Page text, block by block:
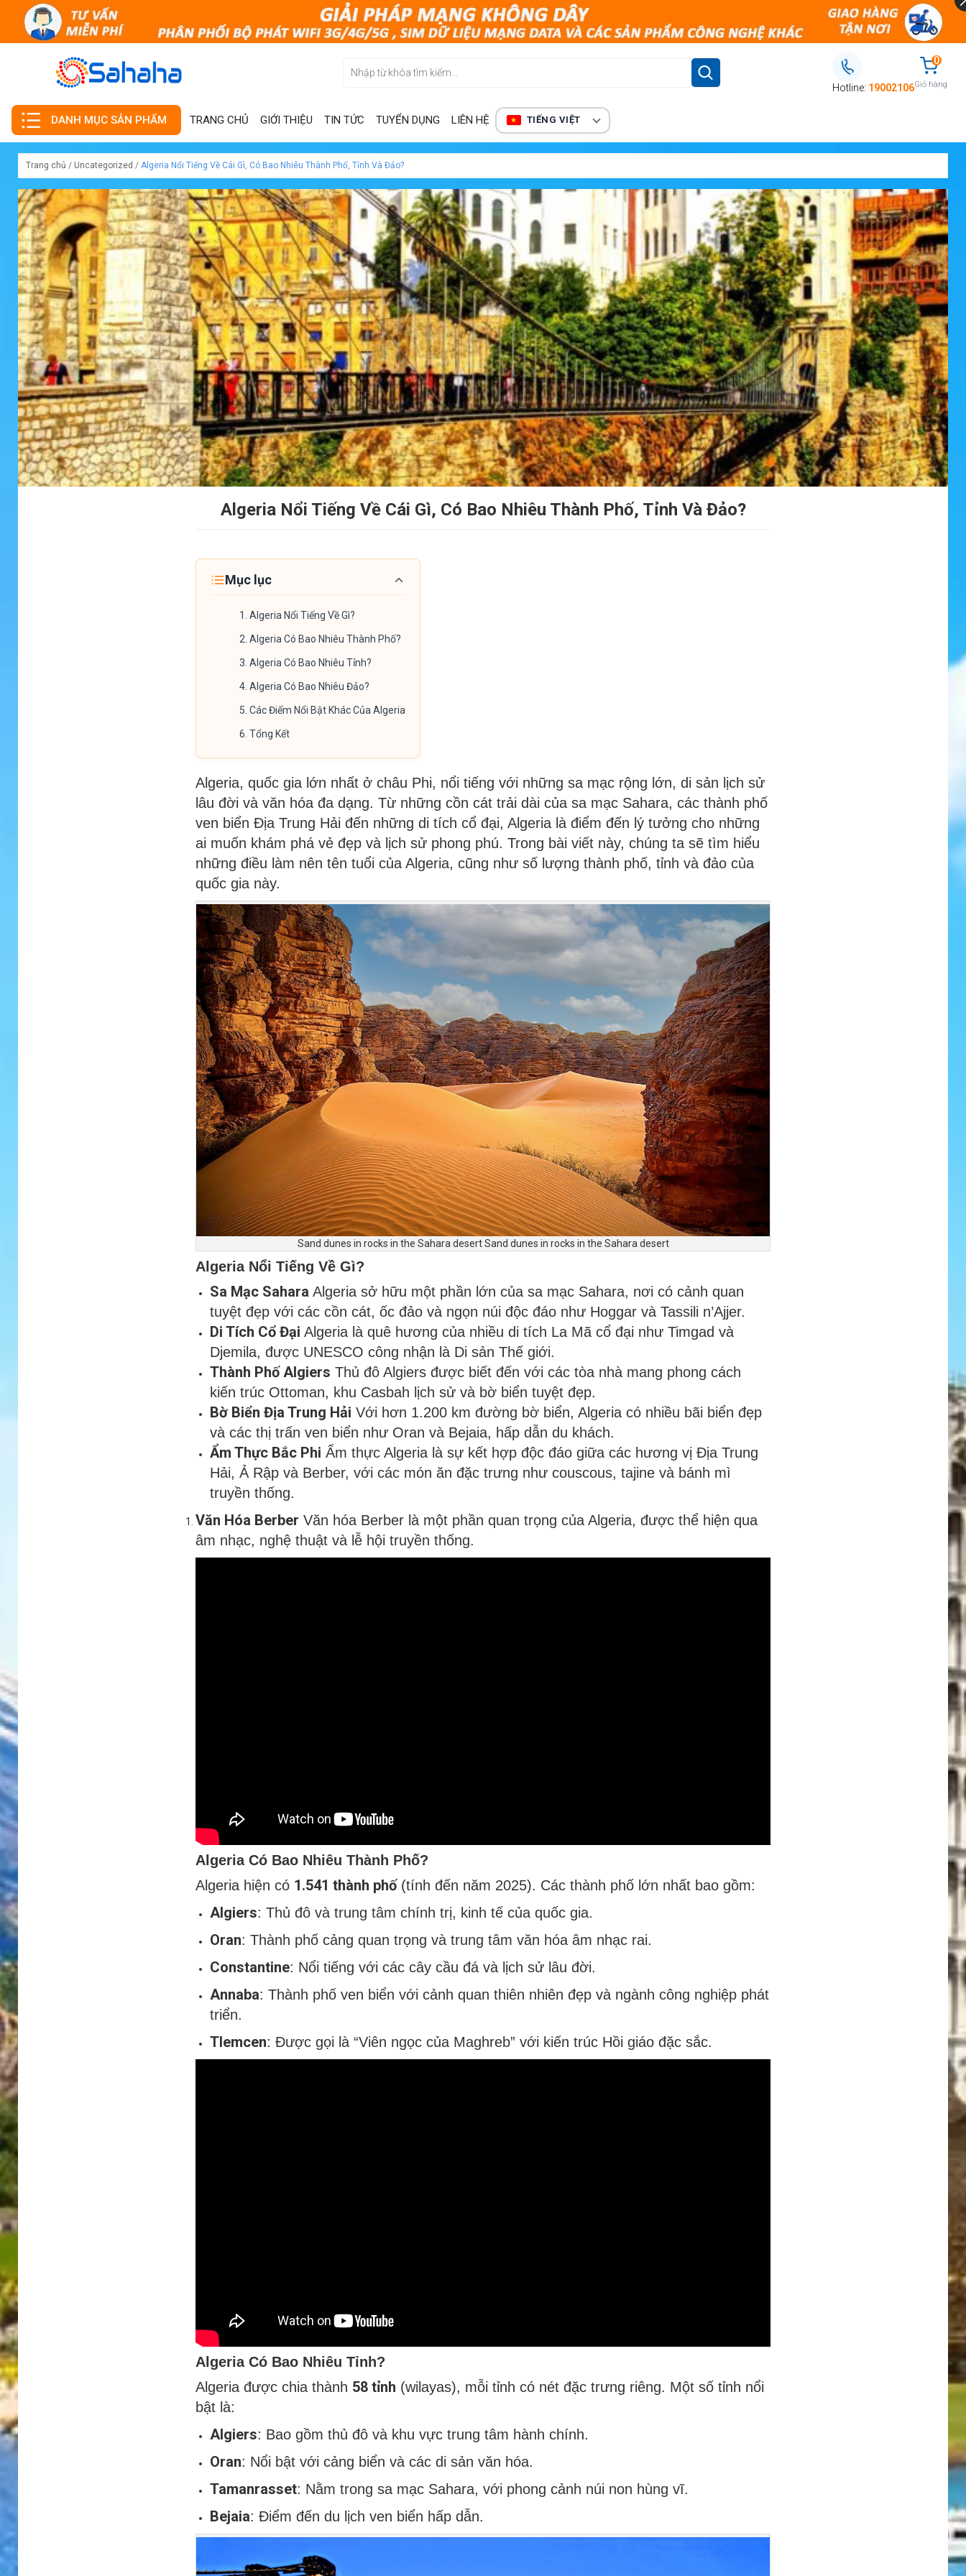
Hotline: 19002106
0
Giỏ hàng
DANH MỤC SẢN PHẨM TRANG CHỦ GIỚI THIỆU TIN TỨC TUYỂN DỤNG LIÊN HỆ TIẾNG VIỆT
Trang chủ / Uncategorized / Algeria Nổi Tiếng Về Cái Gì, Có Bao Nhiêu Thành Phố, Tỉnh Và Đảo?
Algeria Nổi Tiếng Về Cái Gì, Có Bao Nhiêu Thành Phố, Tỉnh Và Đảo?
Mục lục
1. Algeria Nổi Tiếng Về Gì?
2. Algeria Có Bao Nhiêu Thành Phố?
3. Algeria Có Bao Nhiêu Tỉnh?
4. Algeria Có Bao Nhiêu Đảo?
5. Các Điểm Nổi Bật Khác Của Algeria
6. Tổng Kết
Algeria, quốc gia lớn nhất ở châu Phi, nổi tiếng với những sa mạc rộng lớn, di sản lịch sử
lâu đời và văn hóa đa dạng. Từ những cồn cát trải dài của sa mạc Sahara, các thành phố
ven biển Địa Trung Hải đến những di tích cổ đại, Algeria là điểm đến lý tưởng cho những
ai muốn khám phá vẻ đẹp và lịch sử phong phú. Trong bài viết này, chúng ta sẽ tìm hiểu
những điều làm nên tên tuổi của Algeria, cũng như số lượng thành phố, tỉnh và đảo của
quốc gia này.
Sand dunes in rocks in the Sahara desert Sand dunes in rocks in the Sahara desert
Algeria Nổi Tiếng Về Gì?
Sa Mạc Sahara Algeria sở hữu một phần lớn của sa mạc Sahara, nơi có cảnh quan
tuyệt đẹp với các cồn cát, ốc đảo và ngọn núi độc đáo như Hoggar và Tassili n’Ajjer.
Di Tích Cổ Đại Algeria là quê hương của nhiều di tích La Mã cổ đại như Timgad và
Djemila, được UNESCO công nhận là Di sản Thế giới.
Thành Phố Algiers Thủ đô Algiers được biết đến với các tòa nhà mang phong cách
kiến trúc Ottoman, khu Casbah lịch sử và bờ biển tuyệt đẹp.
Bờ Biển Địa Trung Hải Với hơn 1.200 km đường bờ biển, Algeria có nhiều bãi biển đẹp
và các thị trấn ven biển như Oran và Bejaia, hấp dẫn du khách.
Ẩm Thực Bắc Phi Ẩm thực Algeria là sự kết hợp độc đáo giữa các hương vị Địa Trung
Hải, Ả Rập và Berber, với các món ăn đặc trưng như couscous, tajine và bánh mì
truyền thống.
Văn Hóa Berber Văn hóa Berber là một phần quan trọng của Algeria, được thể hiện qua
âm nhạc, nghệ thuật và lễ hội truyền thống.
Algeria Có Bao Nhiêu Thành Phố?
Algeria hiện có 1.541 thành phố(tính đến năm 2025). Các thành phố lớn nhất bao gồm:
Algiers: Thủ đô và trung tâm chính trị, kinh tế của quốc gia.
Oran: Thành phố cảng quan trọng và trung tâm văn hóa âm nhạc rai.
Constantine: Nổi tiếng với các cây cầu đá và lịch sử lâu đời.
Annaba: Thành phố ven biển với cảnh quan thiên nhiên đẹp và ngành công nghiệp phát
triển.
Tlemcen: Được gọi là “Viên ngọc của Maghreb” với kiến trúc Hồi giáo đặc sắc.
Algeria Có Bao Nhiêu Tỉnh?
Algeria được chia thành 58 tỉnh (wilayas), mỗi tỉnh có nét đặc trưng riêng. Một số tỉnh nổi
bật là:
Algiers: Bao gồm thủ đô và khu vực trung tâm hành chính.
Oran: Nổi bật với cảng biển và các di sản văn hóa.
Tamanrasset: Nằm trong sa mạc Sahara, với phong cảnh núi non hùng vĩ.
Bejaia: Điểm đến du lịch ven biển hấp dẫn.